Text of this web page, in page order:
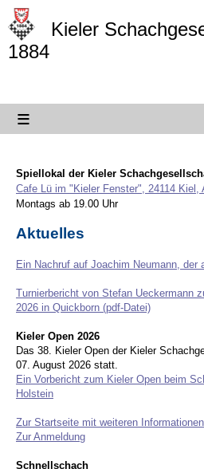
Kieler
1884
≡
Spiellokal der Kieler
Cafe Lü im "Kieler Fenster", 24114 Kiel,
Montags ab 19.00 Uhr
Aktuelles
Ein Nachruf auf Joachim Neumann, der
Turnierbericht von Stefan Ueckermann
2026 in Quickborn (pdf-Datei)
Kieler Open 2026
Das 38. Kieler Open der Kieler
07. August 2026 statt.
Ein Vorbericht zum Kieler Open beim
Holstein
Zur Startseite mit weiteren Informationen
Zur Anmeldung
Schnellschach